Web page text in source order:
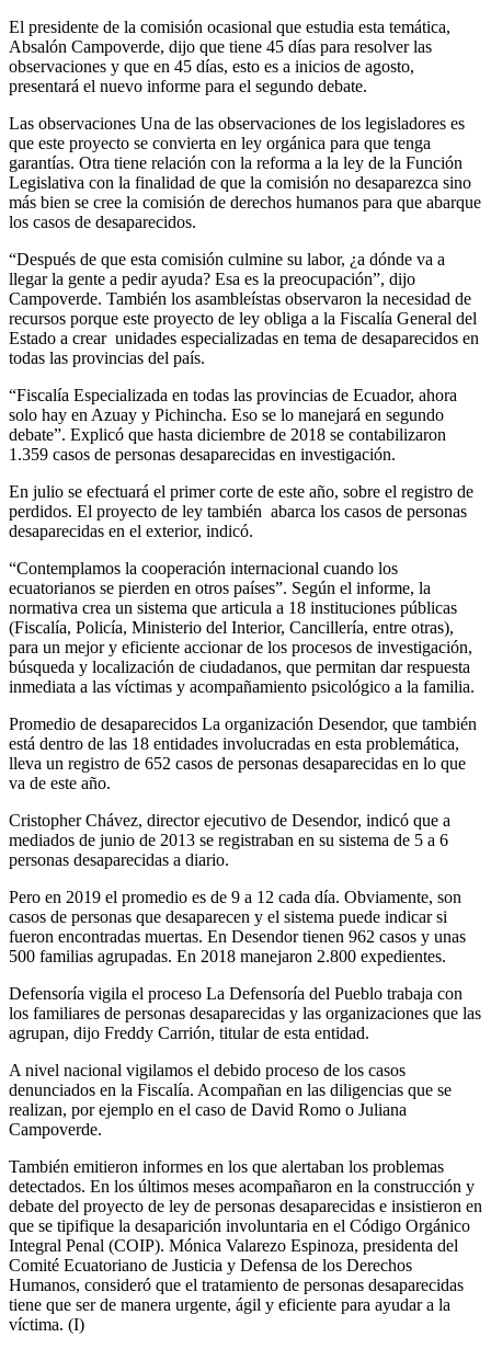
El presidente de la comisión ocasional que estudia esta temática,
Absalón Campoverde, dijo que tiene 45 días para resolver las
observaciones y que en 45 días, esto es a inicios de agosto,
presentará el nuevo informe para el segundo debate.
Las observaciones Una de las observaciones de los legisladores es
que este proyecto se convierta en ley orgánica para que tenga
garantías. Otra tiene relación con la reforma a la ley de la Función
Legislativa con la finalidad de que la comisión no desaparezca sino
más bien se cree la comisión de derechos humanos para que abarque
los casos de desaparecidos.
“Después de que esta comisión culmine su labor, ¿a dónde va a
llegar la gente a pedir ayuda? Esa es la preocupación”, dijo
Campoverde. También los asambleístas observaron la necesidad de
recursos porque este proyecto de ley obliga a la Fiscalía General del
Estado a crear unidades especializadas en tema de desaparecidos en
todas las provincias del país.
“Fiscalía Especializada en todas las provincias de Ecuador, ahora
solo hay en Azuay y Pichincha. Eso se lo manejará en segundo
debate”. Explicó que hasta diciembre de 2018 se contabilizaron
1.359 casos de personas desaparecidas en investigación.
En julio se efectuará el primer corte de este año, sobre el registro de
perdidos. El proyecto de ley también abarca los casos de personas
desaparecidas en el exterior, indicó.
“Contemplamos la cooperación internacional cuando los
ecuatorianos se pierden en otros países”. Según el informe, la
normativa crea un sistema que articula a 18 instituciones públicas
(Fiscalía, Policía, Ministerio del Interior, Cancillería, entre otras),
para un mejor y eficiente accionar de los procesos de investigación,
búsqueda y localización de ciudadanos, que permitan dar respuesta
inmediata a las víctimas y acompañamiento psicológico a la familia.
Promedio de desaparecidos La organización Desendor, que también
está dentro de las 18 entidades involucradas en esta problemática,
lleva un registro de 652 casos de personas desaparecidas en lo que
va de este año.
Cristopher Chávez, director ejecutivo de Desendor, indicó que a
mediados de junio de 2013 se registraban en su sistema de 5 a 6
personas desaparecidas a diario.
Pero en 2019 el promedio es de 9 a 12 cada día. Obviamente, son
casos de personas que desaparecen y el sistema puede indicar si
fueron encontradas muertas. En Desendor tienen 962 casos y unas
500 familias agrupadas. En 2018 manejaron 2.800 expedientes.
Defensoría vigila el proceso La Defensoría del Pueblo trabaja con
los familiares de personas desaparecidas y las organizaciones que las
agrupan, dijo Freddy Carrión, titular de esta entidad.
A nivel nacional vigilamos el debido proceso de los casos
denunciados en la Fiscalía. Acompañan en las diligencias que se
realizan, por ejemplo en el caso de David Romo o Juliana
Campoverde.
También emitieron informes en los que alertaban los problemas
detectados. En los últimos meses acompañaron en la construcción y
debate del proyecto de ley de personas desaparecidas e insistieron en
que se tipifique la desaparición involuntaria en el Código Orgánico
Integral Penal (COIP). Mónica Valarezo Espinoza, presidenta del
Comité Ecuatoriano de Justicia y Defensa de los Derechos
Humanos, consideró que el tratamiento de personas desaparecidas
tiene que ser de manera urgente, ágil y eficiente para ayudar a la
víctima. (I)